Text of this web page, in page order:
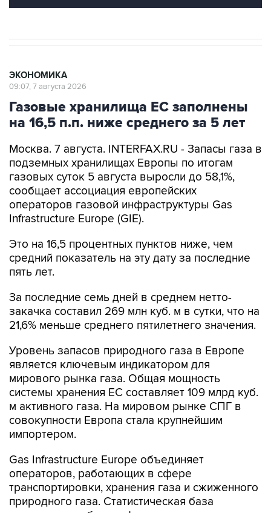
ЭКОНОМИКА
09:07, 7 августа 2026
Газовые хранилища ЕС заполнены
на 16,5 п.п. ниже среднего за 5 лет
Москва. 7 августа. INTERFAX.RU - Запасы газа в
подземных хранилищах Европы по итогам
газовых суток 5 августа выросли до 58,1%,
сообщает ассоциация европейских
операторов газовой инфраструктуры Gas
Infrastructure Europe (GIE).
Это на 16,5 процентных пунктов ниже, чем
средний показатель на эту дату за последние
пять лет.
За последние семь дней в среднем нетто-
закачка составил 269 млн куб. м в сутки, что на
21,6% меньше среднего пятилетнего значения.
Уровень запасов природного газа в Европе
является ключевым индикатором для
мирового рынка газа. Общая мощность
системы хранения ЕС составляет 109 млрд куб.
м активного газа. На мировом рынке СПГ в
совокупности Европа стала крупнейшим
импортером.
Gas Infrastructure Europe объединяет
операторов, работающих в сфере
транспортировки, хранения газа и сжиженного
природного газа. Статистическая база